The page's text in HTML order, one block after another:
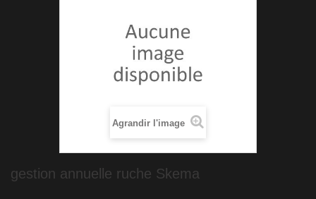
Agrandir l'image
gestion annuelle ruche Skema